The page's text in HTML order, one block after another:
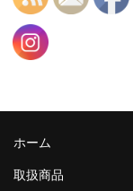
ホーム
取扱商品